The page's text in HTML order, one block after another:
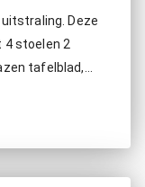
Deze
stoelen 2
tafelblad,